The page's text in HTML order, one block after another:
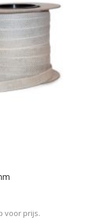
voor prijs.